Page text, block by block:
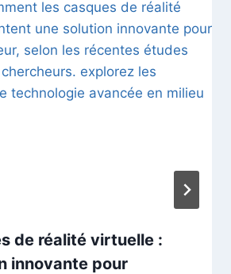
de réalité virtuelle :
innovante pour